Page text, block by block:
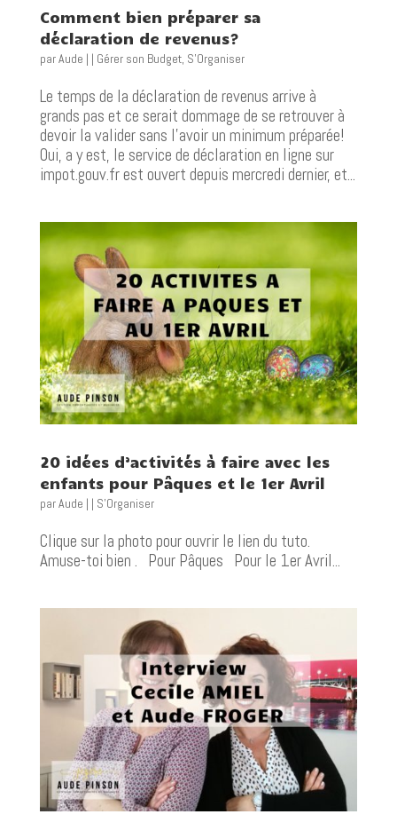
Comment bien préparer sa
déclaration de revenus?
parAude | | Gérer son Budget, S'Organiser
Le temps de la déclaration de revenus arrive à
grands pas et ce serait dommage de se retrouver à
devoir la valider sans l’avoir un minimum préparée!
Oui, a y est, le service de déclaration en ligne sur
impot.gouv.fr est ouvert depuis mercredi dernier, et...
20 idées d’activités à faire avec les
enfants pour Pâques et le 1er Avril
parAude | | S'Organiser
Clique sur la photo pour ouvrir le lien du tuto.
Amuse-toi bien . Pour Pâques Pour le 1er Avril...